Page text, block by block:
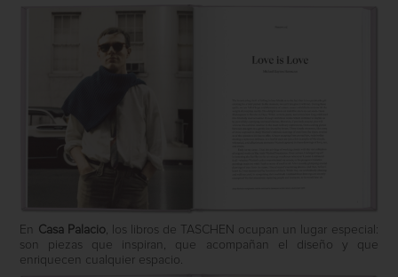
En Casa Palacio, los libros de TASCHEN ocupan un lugar especial:
son piezas que inspiran, que acompañan el diseño y que
enriquecen cualquier espacio.